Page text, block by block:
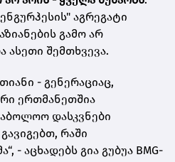
აგრეგატი
გამო არ
შემთხვევა.
- გენერაციაც,
ერთმანეთშია
დასკვნები
რაში
- აცხადებს გია გუბუა BMG-